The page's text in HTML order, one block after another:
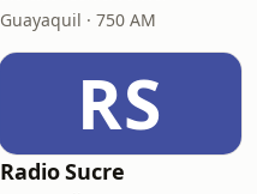
Guayaquil · 750 AM
RS
Radio Sucre